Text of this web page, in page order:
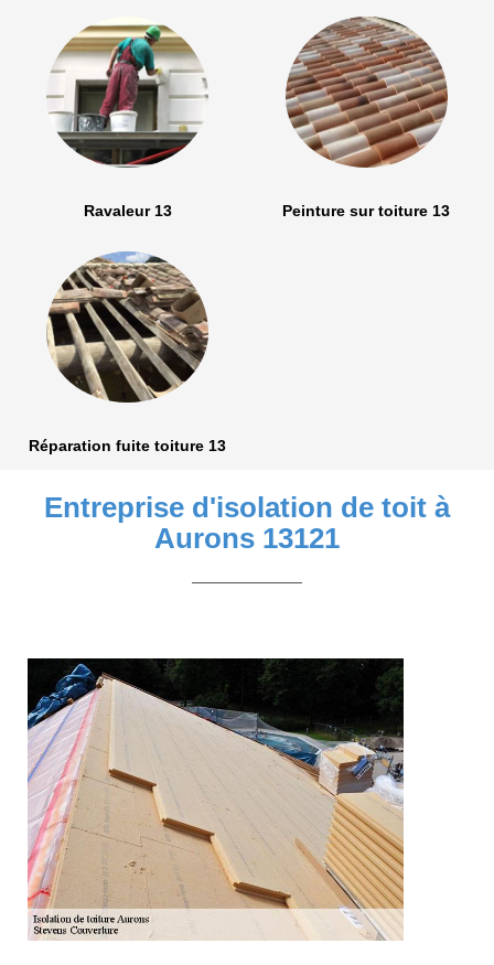
Ravaleur 13 Peinture sur toiture 13
Réparation fuite toiture 13
Entreprise d'isolation de toit à
Aurons 13121